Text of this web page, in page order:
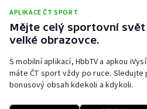
APLIKACE ČT SPORT
Mějte celý sportovní svět
velké obrazovce.
S mobilní aplikací, HbbTV a apkou
máte ČT sport vždy po ruce. Sledujte
bonusový obsah kdekoli a kdykoli.